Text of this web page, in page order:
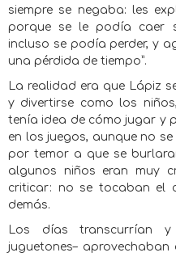
siempre se negaba: les
porque se le podía caer
incluso se podía perder, y
una pérdida de tiempo”.
La realidad era que Lápiz
y divertirse como los
tenía idea de cómo jugar y
en los juegos, aunque no
por temor a que se
algunos niños eran muy
criticar: no se tocaban el
demás.
Los días transcurrían
juguetones–